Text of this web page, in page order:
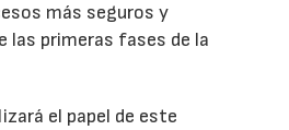
más seguros y
las primeras fases de la
el papel de este